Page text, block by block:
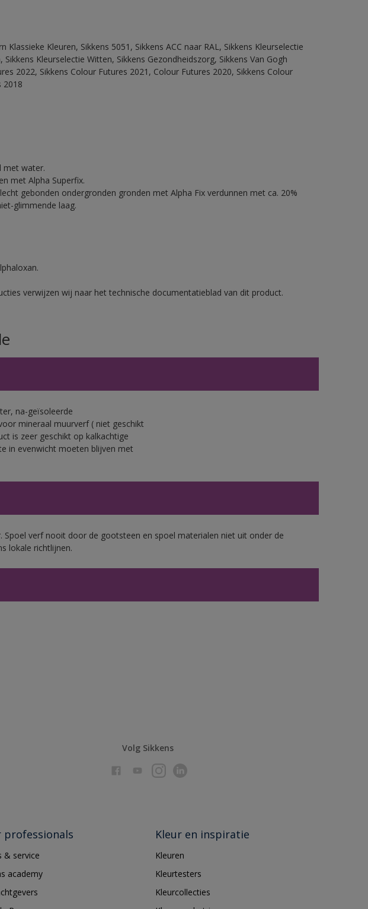
Klassieke Kleuren, Sikkens 5051, Sikkens ACC naar RAL, Sikkens Kleurselectie
Sikkens Kleurselectie Witten, Sikkens Gezondheidszorg, Sikkens Van Gogh
2022, Sikkens Colour Futures 2021, Colour Futures 2020, Sikkens Colour
2018
met water.
met Alpha Superfix.
gebonden ondergronden gronden met Alpha Fix verdunnen met ca. 20%
glimmende laag.
verwijzen wij naar het technische documentatieblad van dit product.
na-geïsoleerde
mineraal muurverf ( niet geschikt
is zeer geschikt op kalkachtige
in evenwicht moeten blijven met
Spoel verf nooit door de gootsteen en spoel materialen niet uit onder de
lokale richtlijnen.
Volg Sikkens
professionals
& service
academy
Kleur en inspiratie
Kleuren
Kleurtesters
Kleurcollecties